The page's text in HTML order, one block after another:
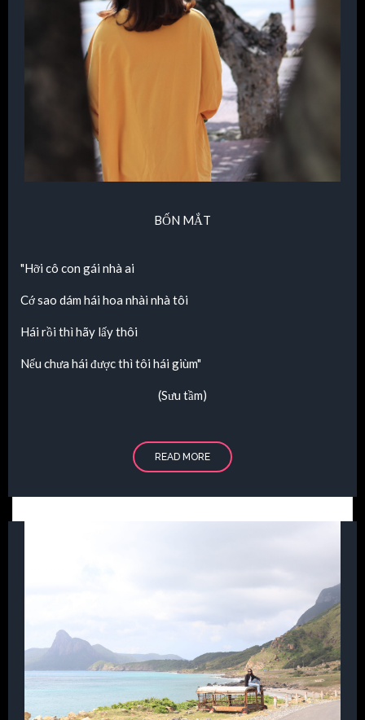
BỐN MẮT
"Hỡi cô con gái nhà ai
Cớ sao dám hái hoa nhài nhà tôi
Hái rồi thì hãy lấy thôi
Nếu chưa hái được thì tôi hái giùm"
(Sưu tầm)
READ MORE